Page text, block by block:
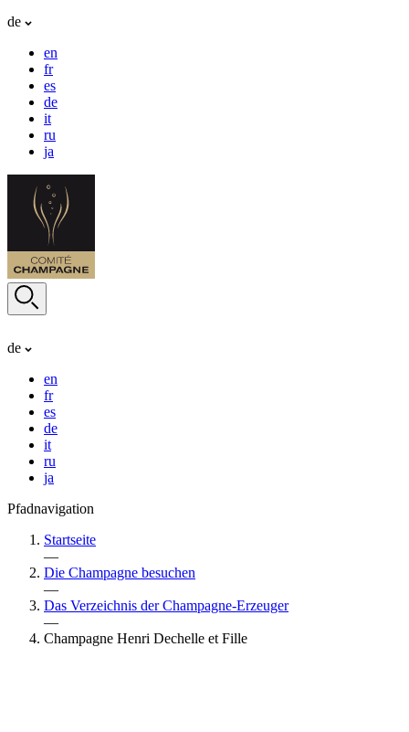
de
en
fr
es
de
it
ru
ja
de
en
fr
es
de
it
ru
ja
Pfadnavigation
Startseite
—
Die Champagne besuchen
—
Das Verzeichnis der Champagne-Erzeuger
—
Champagne Henri Dechelle et Fille